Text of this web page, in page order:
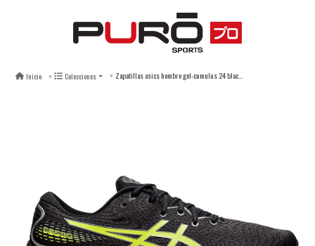
Inicio Colecciones Zapatillas asics hombre gel-cumulus 24 black hazard green